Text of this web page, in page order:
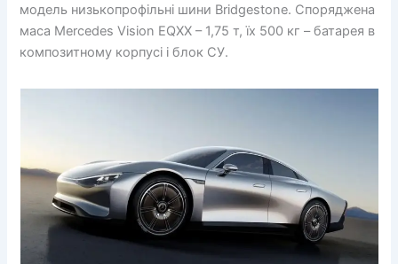
модель низькопрофільні шини Bridgestоne. Споряджена
маса Mercedes Vision EQXX – 1,75 т, їх 500 кг – батарея в
композитному корпусі і блок СУ.